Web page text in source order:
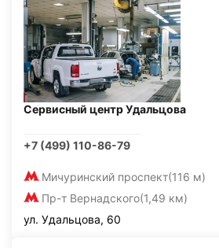
Сервисный центр Удальцова
+7 (499) 110-86-79
Мичуринский проспект(116 м)
Пр-т Вернадского(1,49 км)
ул. Удальцова, 60